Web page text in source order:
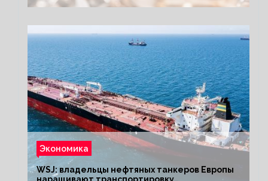
Экономика
WSJ: владельцы нефтяных танкеров Европы